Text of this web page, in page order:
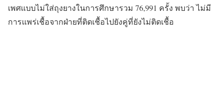
เพศแบบไม่ใส่ถุงยางในการศึกษารวม 76,991 ครั้ง พบว่า ไม่มี
การแพร่เชื้อจากฝ่ายที่ติดเชื้อไปยังคู่ที่ยังไม่ติดเชื้อ